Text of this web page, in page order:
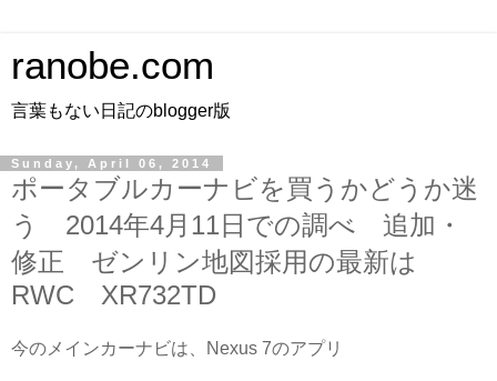
ranobe.com
言葉もない日記のblogger版
Sunday, April 06, 2014
ポータブルカーナビを買うかどうか迷
う 2014年4月11日での調べ 追加・
修正 ゼンリン地図採用の最新は
RWC XR732TD
今のメインカーナビは、Nexus 7のアプリ